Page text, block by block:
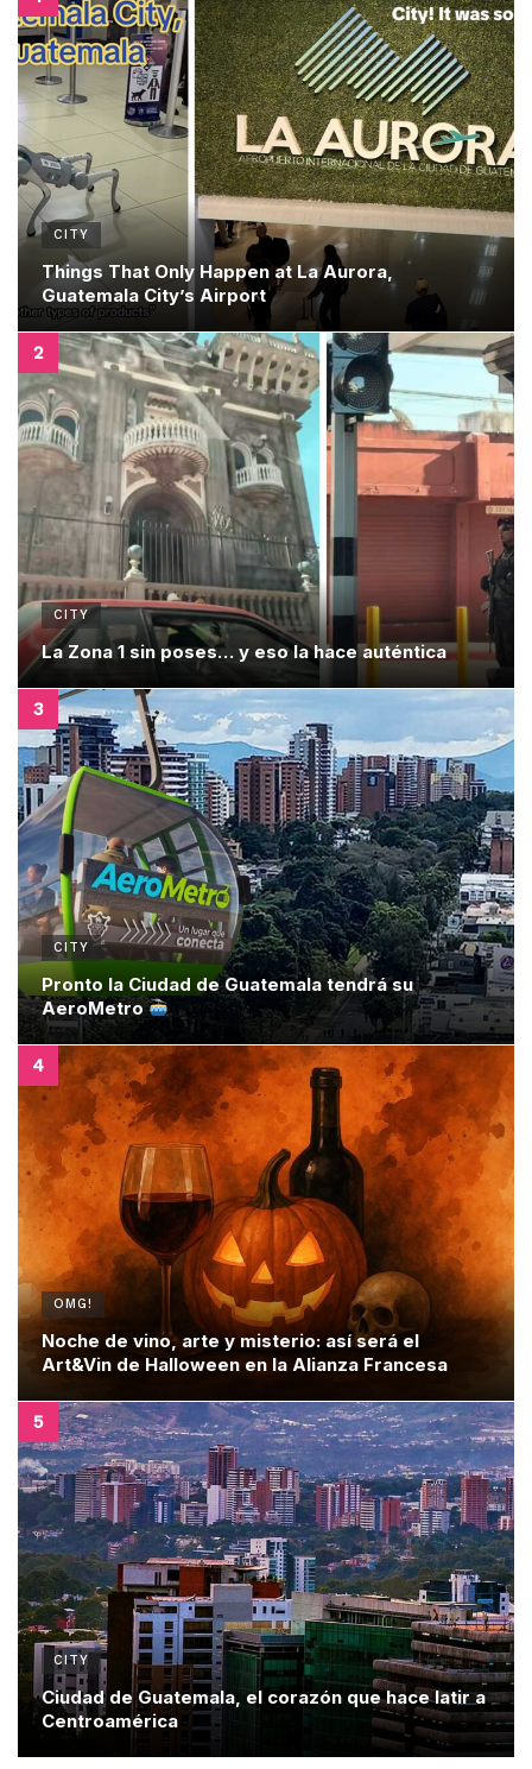
CITY
Things That Only Happen at La Aurora,
Guatemala City’s Airport
CITY
La Zona 1 sin poses… y eso la hace auténtica
CITY
Pronto la Ciudad de Guatemala tendrá su
AeroMetro
OMG!
Noche de vino, arte y misterio: así será el
Art&Vin de Halloween en la Alianza Francesa
CITY
Ciudad de Guatemala, el corazón que hace latir a
Centroamérica